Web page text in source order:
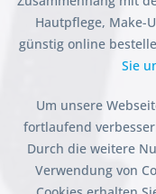
Hautpflege, Make-
günstig online
Sie
Um unsere
fortlaufend
Durch die weitere
Verwendung von